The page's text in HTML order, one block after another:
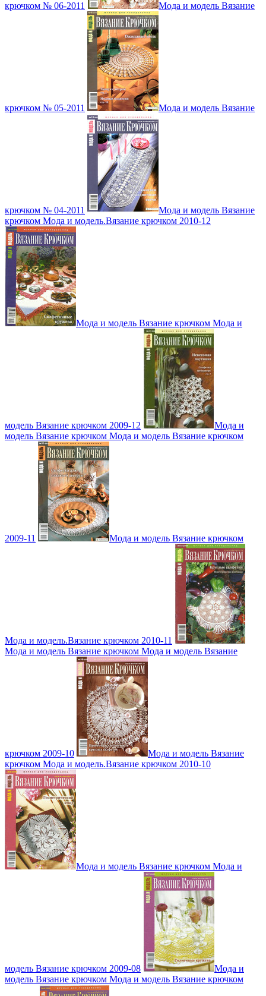
крючком № 06-2011 Мода и модель Вязание
крючком № 05-2011 Мода и модель Вязание
крючком № 04-2011
Мода и модель Вязание
крючком Мода и модель.Вязание крючком 2010-12
Мода и модель Вязание крючком Мода и
модель Вязание крючком 2009-12
Мода и
модель Вязание крючком Мода и модель Вязание крючком
2009-11 Мода и модель Вязание крючком
Мода и модель.Вязание крючком 2010-11
Мода и модель Вязание крючком Мода и модель Вязание
крючком 2009-10
Мода и модель Вязание
крючком Мода и модель.Вязание крючком 2010-10
Мода и модель Вязание крючком Мода и
модель Вязание крючком 2009-08
Мода и
модель Вязание крючком Мода и модель Вязание крючком